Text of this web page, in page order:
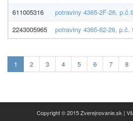
611005316
potraviny 4365-2F-26,
2243005965
potraviny 4365-62-26, p.č.
1 Aktuálna
stránka
2 3 4 5 6 7 8
Copyright © 2015 Zverejnovanie.sk |